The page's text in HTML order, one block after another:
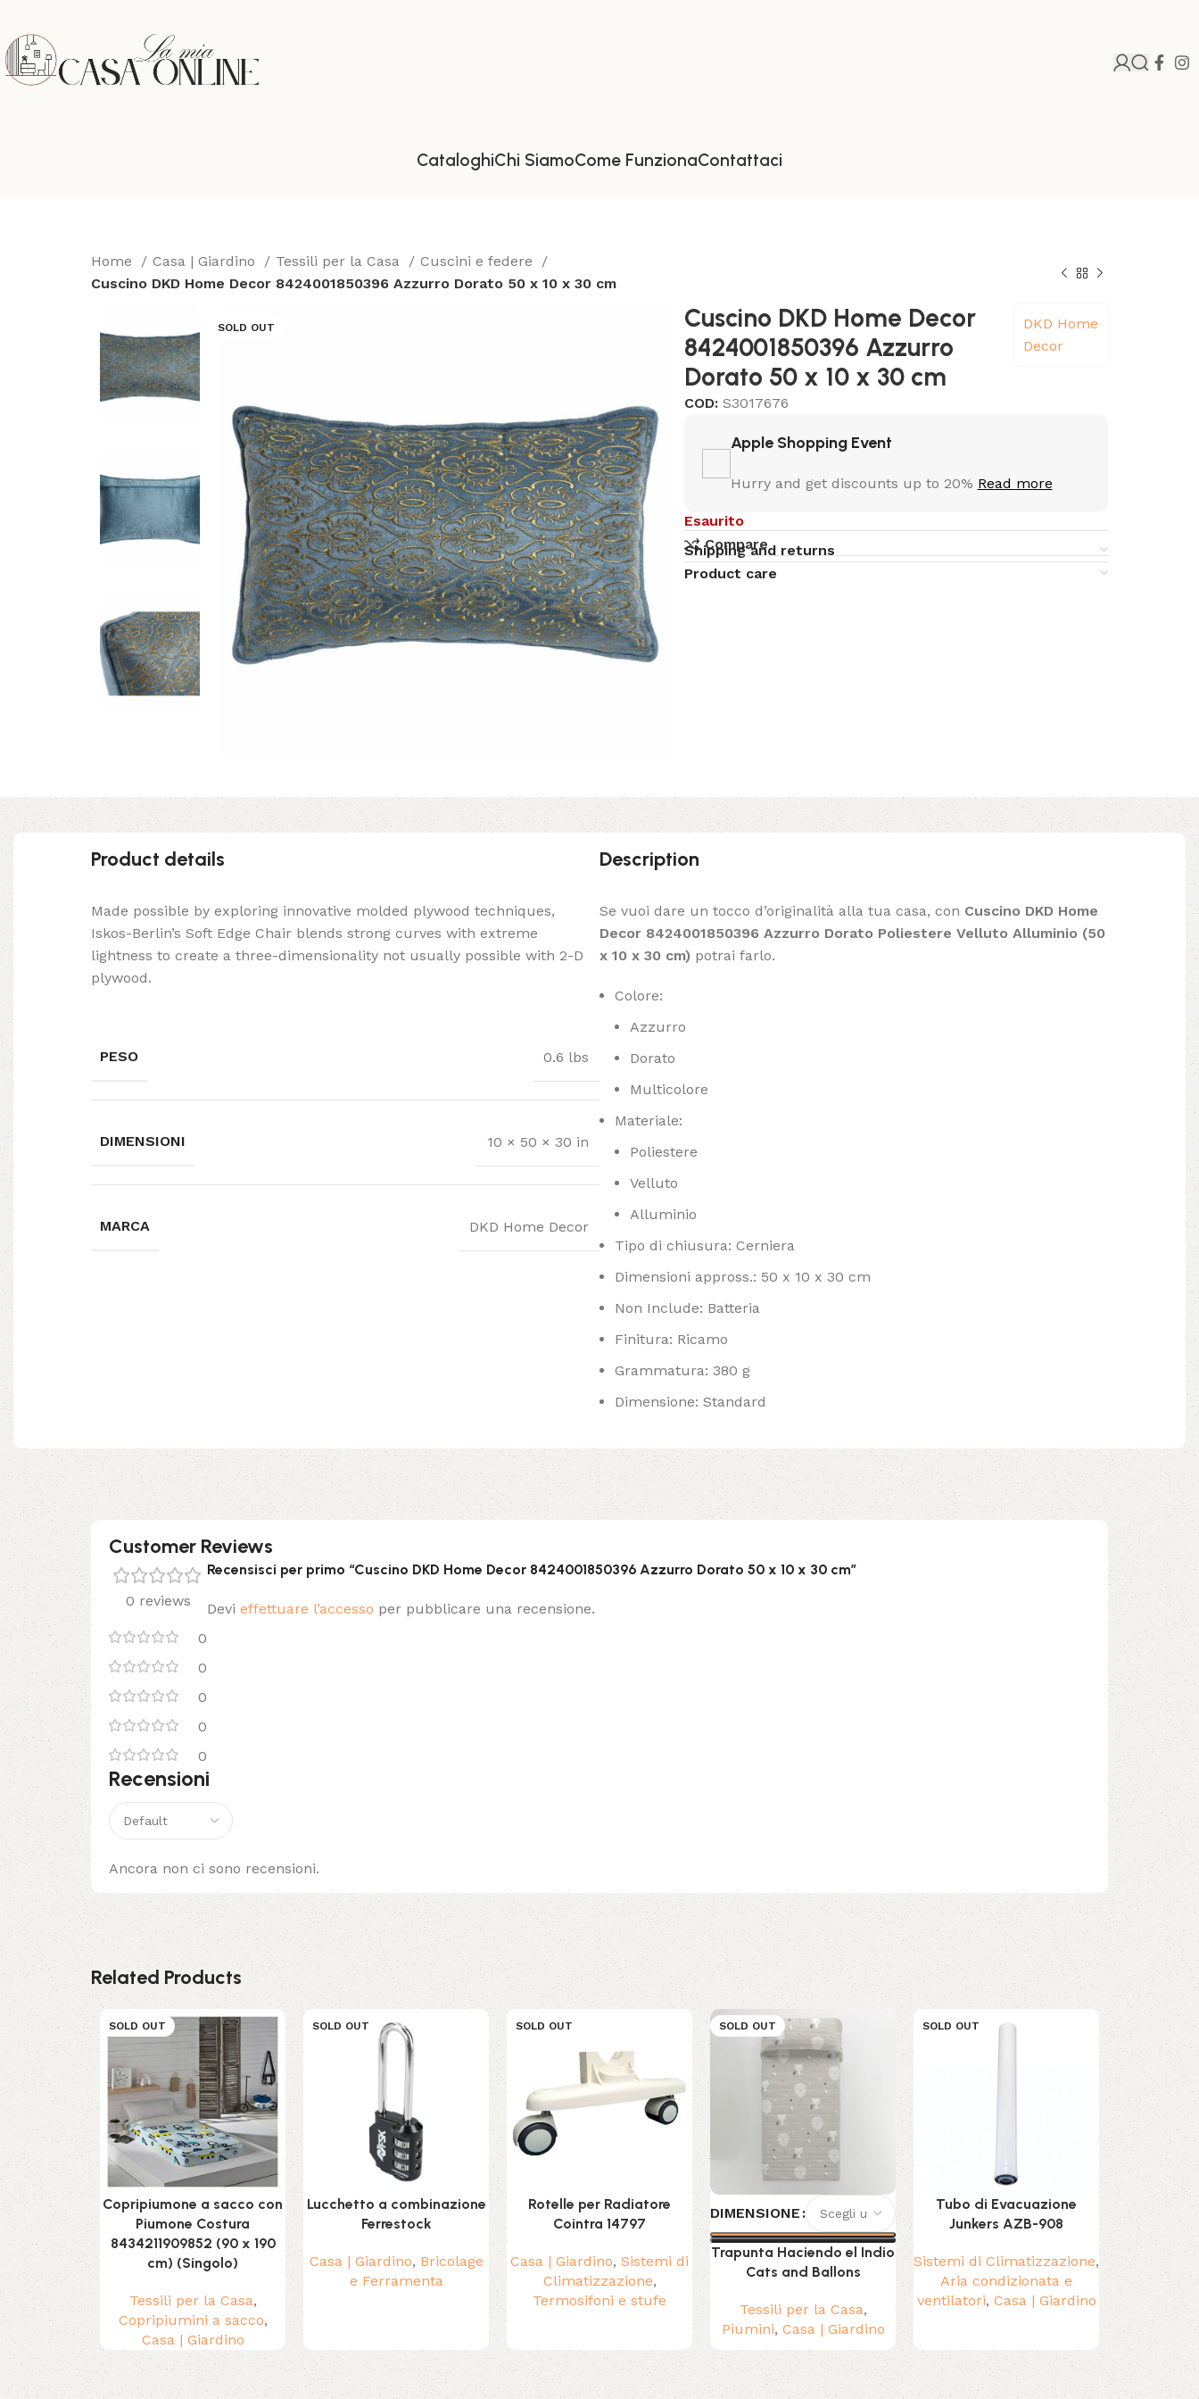
CataloghiChi SiamoCome FunzionaContattaci
Home Casa | Giardino Tessili per la Casa
Cuscini e federe
Cuscino DKD Home Decor 8424001850396 Azzurro Dorato 50 x 10 x 30 cm
SOLD OUT
Cuscino DKD Home Decor
8424001850396 Azzurro
Dorato 50 x 10 x 30 cm
DKD Home
Decor
COD: S3017676
Apple Shopping Event
Hurry and get discounts up to 20% Read more
Esaurito
Compare
Shipping and returns
Product care
Product details
Made possible by exploring innovative molded plywood techniques,
Iskos-Berlin’s Soft Edge Chair blends strong curves with extreme
lightness to create a three-dimensionality not usually possible with 2-D
plywood.
PESO 0.6 lbs
DIMENSIONI 10 × 50 × 30 in
MARCA DKD Home Decor
Description
Se vuoi dare un tocco d’originalità alla tua casa, con Cuscino DKD Home
Decor 8424001850396 Azzurro Dorato Poliestere Velluto Alluminio (50
x 10 x 30 cm) potrai farlo.
Colore:
Azzurro
Dorato
Multicolore
Materiale:
Poliestere
Velluto
Alluminio
Tipo di chiusura: Cerniera
Dimensioni appross.: 50 x 10 x 30 cm
Non Include: Batteria
Finitura: Ricamo
Grammatura: 380 g
Dimensione: Standard
Customer Reviews
0 reviews
0
0
0
0
0
Recensioni
Ancora non ci sono recensioni.
Recensisci per primo “Cuscino DKD Home Decor 8424001850396 Azzurro Dorato 50 x 10 x 30 cm”
Devi effettuare l’accesso per pubblicare una recensione.
Related Products
SOLD OUT
Copripiumone a sacco con
Piumone Costura
8434211909852 (90 x 190
cm) (Singolo)
Tessili per la Casa,
Copripiumini a sacco,
Casa | Giardino
SOLD OUT
Lucchetto a combinazione
Ferrestock
Casa | Giardino, Bricolage
e Ferramenta
SOLD OUT
Rotelle per Radiatore
Cointra 14797
Casa | Giardino, Sistemi di
Climatizzazione,
Termosifoni e stufe
SOLD OUT
DIMENSIONE
Trapunta Haciendo el Indio
Cats and Ballons
Tessili per la Casa,
Piumini, Casa | Giardino
SOLD OUT
Tubo di Evacuazione
Junkers AZB-908
Sistemi di Climatizzazione,
Aria condizionata e
ventilatori, Casa | Giardino
SOLD OUT
Zaino
20
Casa |
e